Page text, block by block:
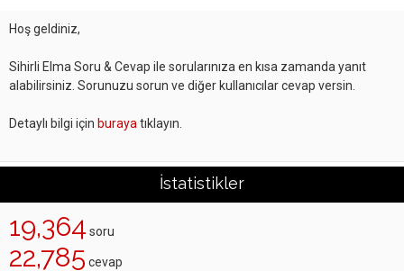
Hoş geldiniz,
Sihirli Elma Soru & Cevap ile sorularınıza en kısa zamanda yanıt
alabilirsiniz. Sorunuzu sorun ve diğer kullanıcılar cevap versin.
Detaylı bilgi için buraya tıklayın.
İstatistikler
19,364 soru
22,785 cevap